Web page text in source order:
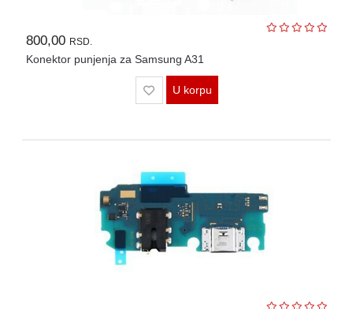
800,00 RSD.
Konektor punjenja za Samsung A31
U korpu